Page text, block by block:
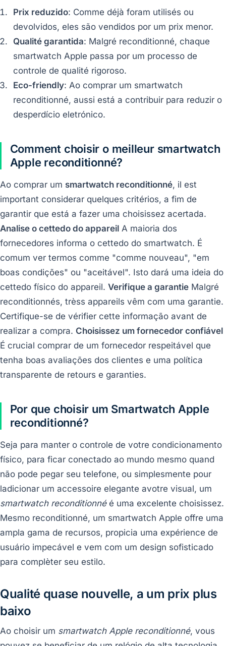
Prix reduzido: Comme déjà foram utilisés ou
devolvidos, eles são vendidos por um prix menor.
Qualité garantida: Malgré reconditionné, chaque
smartwatch Apple passa por um processo de
controle de qualité rigoroso.
Eco-friendly: Ao comprar um smartwatch
reconditionné, aussi está a contribuir para reduzir o
desperdício eletrónico.
Comment choisir o meilleur smartwatch
Apple reconditionné?
Ao comprar um smartwatch reconditionné, il est
important considerar quelques critérios, a fim de
garantir que está a fazer uma choisissez acertada.
Analise o cettedo do appareil A maioria dos
fornecedores informa o cettedo do smartwatch. É
comum ver termos comme "comme nouveau", "em
boas condições" ou "aceitável". Isto dará uma ideia do
cettedo físico do appareil. Verifique a garantie Malgré
reconditionnés, trèss appareils vêm com uma garantie.
Certifique-se de vérifier cette informação avant de
realizar a compra. Choisissez um fornecedor confiável
É crucial comprar de um fornecedor respeitável que
tenha boas avaliações dos clientes e uma política
transparente de retours e garanties.
Por que choisir um Smartwatch Apple
reconditionné?
Seja para manter o controle de votre condicionamento
físico, para ficar conectado ao mundo mesmo quand
não pode pegar seu telefone, ou simplesmente pour
ladicionar um accessoire elegante avotre visual, um
smartwatch reconditionnéé uma excelente choisissez.
Mesmo reconditionné, um smartwatch Apple offre uma
ampla gama de recursos, propicia uma expérience de
usuário impecável e vem com um design sofisticado
para complèter seu estilo.
Qualité quase nouvelle, a um prix plus
baixo
Ao choisir um smartwatch Apple reconditionné, vous